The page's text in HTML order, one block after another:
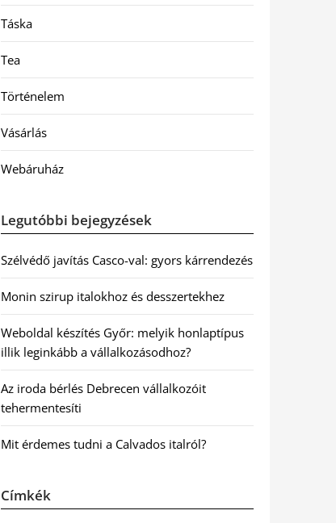
Táska
Tea
Történelem
Vásárlás
Webáruház
Legutóbbi bejegyzések
Szélvédő javítás Casco-val: gyors kárrendezés
Monin szirup italokhoz és desszertekhez
Weboldal készítés Győr: melyik honlaptípus
illik leginkább a vállalkozásodhoz?
Az iroda bérlés Debrecen vállalkozóit
tehermentesíti
Mit érdemes tudni a Calvados italról?
Címkék